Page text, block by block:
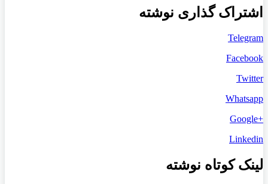
اشتراک گذاری نوشته
Telegram
Facebook
Twitter
Whatsapp
+Google
Linkedin
لینک کوتاه نوشته